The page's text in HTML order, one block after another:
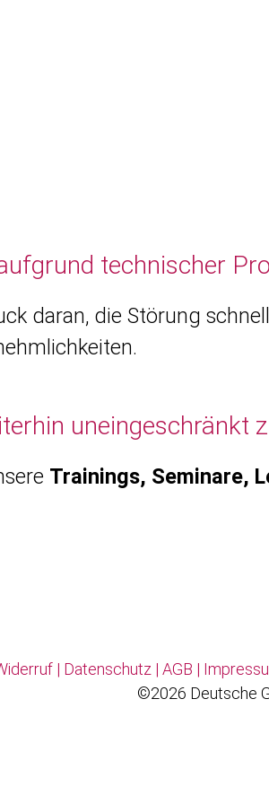
technischer
daran, die Störung
uneingeschränkt
Trainings, Seminare,
| Datenschutz | AGB |
©2026 Deutsche